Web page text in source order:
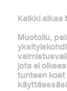
Kaikki alkaa
Muotoilu,
jota ei
tunteen